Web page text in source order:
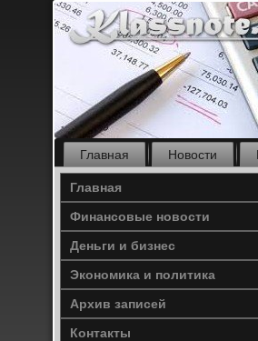
Главная Новости
Главная
Финансовые новости
Деньги и бизнес
Экономика и политика
Архив записей
Контакты